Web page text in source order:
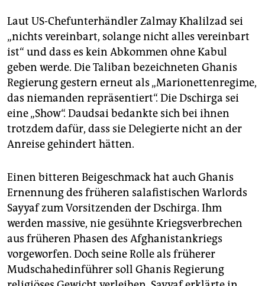
Laut US-Chefunterhändler Zalmay Khalilzad sei
„nichts vereinbart, solange nicht alles vereinbart
ist“ und dass es kein Abkommen ohne Kabul
geben werde. Die Taliban bezeichneten Ghanis
Regierung gestern erneut als „Marionettenregime,
das niemanden repräsentiert“. Die Dschirga sei
eine „Show“. Daudsai bedankte sich bei ihnen
trotzdem dafür, dass sie Delegierte nicht an der
Anreise gehindert hätten.
Einen bitteren Beigeschmack hat auch Ghanis
Ernennung des früheren salafistischen Warlords
Sayyaf zum Vorsitzenden der Dschirga. Ihm
werden massive, nie gesühnte Kriegsverbrechen
aus früheren Phasen des Afghanistankriegs
vorgeworfen. Doch seine Rolle als früherer
Mudschahedinführer soll Ghanis Regierung